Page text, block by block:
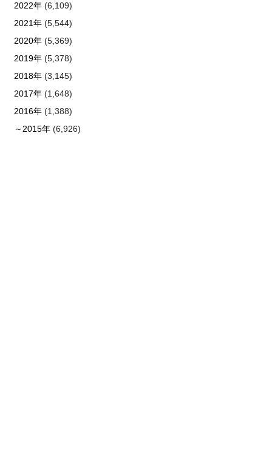
2022年(6,109)
2021年(5,544)
2020年(5,369)
2019年(5,378)
2018年(3,145)
2017年(1,648)
2016年(1,388)
～2015年(6,926)